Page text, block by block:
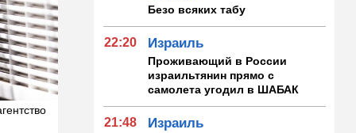
Безо всяких табу
22:20 Израиль
Проживающий в России
израильтянин прямо с
самолета угодил в ШАБАК
21:48 Израиль